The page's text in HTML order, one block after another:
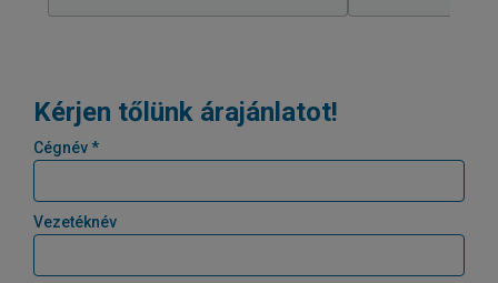
Kérjen tőlünk árajánlatot!
Cégnév *
Vezetéknév